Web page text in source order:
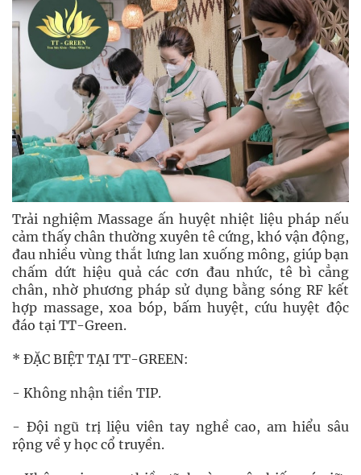
Trải nghiệm Massage ấn huyệt nhiệt liệu pháp nếu
cảm thấy chân thường xuyên tê cứng, khó vận động,
đau nhiều vùng thắt lưng lan xuống mông, giúp bạn
chấm dứt hiệu quả các cơn đau nhức, tê bì cẳng
chân, nhờ phương pháp sử dụng bằng sóng RF kết
hợp massage, xoa bóp, bấm huyệt, cứu huyệt độc
đáo tại TT-Green.
* ĐẶC BIỆT TẠI TT-GREEN:
- Không nhận tiền TIP.
- Đội ngũ trị liệu viên tay nghề cao, am hiểu sâu
rộng về y học cổ truyền.